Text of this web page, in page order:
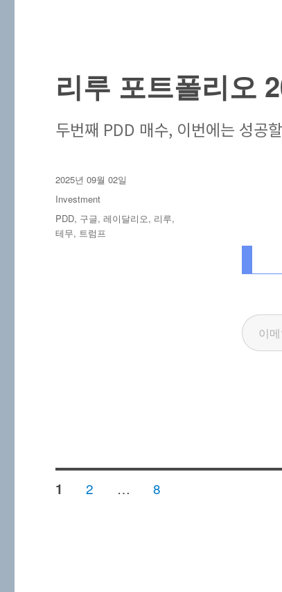
리루 포트폴리오
두번째 PDD 매수, 이번에는 성공
이메일 주소 입력…
작
성
자
2025년 09월 02일
카
테
고
리
Investment
태
그
PDD, 구글,레이달리오, 리루,
테무, 트럼프
글
페
1 페
이
2 … 페
이
8